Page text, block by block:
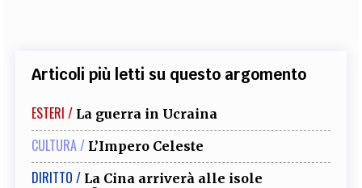
Articoli più letti su questo argomento
ESTERI / La guerra in Ucraina
CULTURA / L’Impero Celeste
DIRITTO / La Cina arriverà alle isole